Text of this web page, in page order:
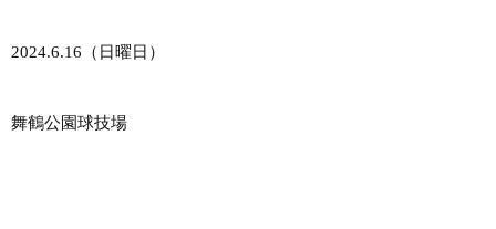
2024.6.16（日曜日）
舞鶴公園球技場